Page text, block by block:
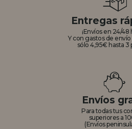
Entregas
¡Envíos en 24/48
Y con gastos de
sólo 4,95€ hasta 3
Envíos
Para todas tus
superiores a
(Envíos